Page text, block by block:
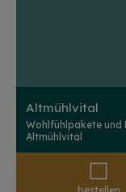
Altmühlvital
Wohlfühlpakete und
Altmühlvital